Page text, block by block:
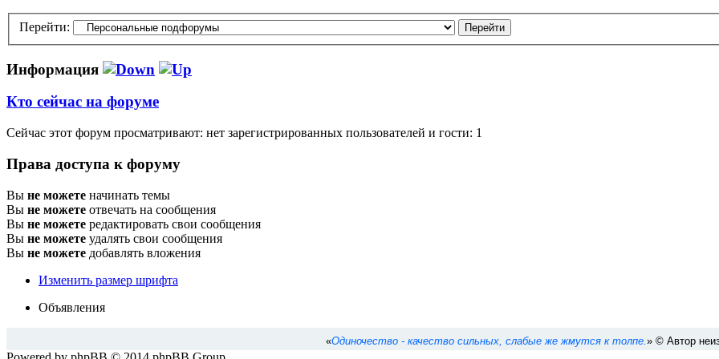
Перейти:
Информация
Кто сейчас на форуме
Сейчас этот форум просматривают: нет зарегистрированных пользователей и гости: 1
Права доступа к форуму
Вы не можете начинать темы
Вы не можете отвечать на сообщения
Вы не можете редактировать свои сообщения
Вы не можете удалять свои сообщения
Вы не можете добавлять вложения
Изменить размер шрифта
Объявления
«Одиночество - качество сильных, слабые же жмутся к толпе. » © Автор